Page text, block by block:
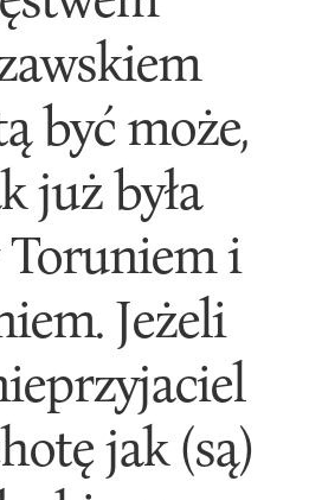
być może,
już była
i
Jeżeli
jak (są)